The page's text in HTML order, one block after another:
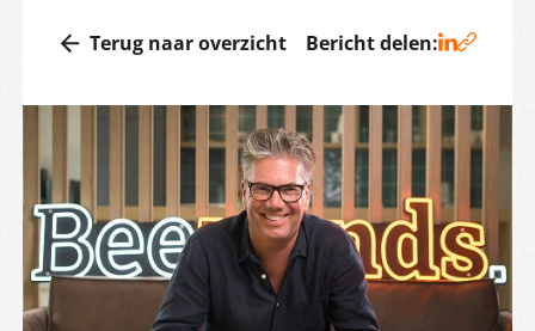
Terug naar overzicht Bericht delen: